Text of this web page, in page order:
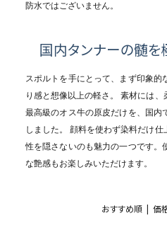
防水ではございません。
国内タンナーの髄を
スポルトを手にとって、まず印象的
り感と想像以上の軽さ。
素材には、
最高級のオス牛の原皮だけを、国内
しました。
顔料を使わず染料だけ仕
性を隠さないのも魅力の一つです。
な艶感もお楽しみいただけます。
おすすめ順 | 価